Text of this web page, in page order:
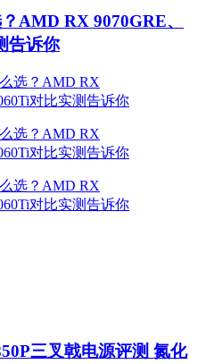
AMD RX 9070GRE、
告诉你
三叉戟电源评测 氮化